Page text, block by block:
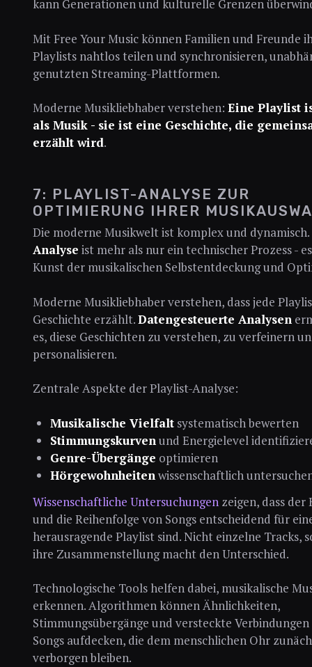
kann Generationen und kulturelle Grenzen
Mit Free Your Music können Familien und Freunde
Playlists nahtlos teilen und synchronisieren,
genutzten Streaming-Plattformen.
Moderne Musikliebhaber verstehen: Eine Playlist
als Musik - sie ist eine Geschichte, die
erzählt wird.
7: PLAYLIST-ANALYSE ZUR
OPTIMIERUNG IHRER
Die moderne Musikwelt ist komplex und dynamisch.
Analyse ist mehr als nur ein technischer Prozess -
Kunst der musikalischen Selbstentdeckung und
Moderne Musikliebhaber verstehen, dass jede
Geschichte erzählt.Datengesteuerte Analysen
es, diese Geschichten zu verstehen, zu verfeinern
personalisieren.
Zentrale Aspekte der Playlist-Analyse:
Musikalische Vielfaltsystematisch bewerten
Stimmungskurvenund Energielevel
Genre-Übergänge optimieren
Hörgewohnheitenwissenschaftlich
Wissenschaftliche Untersuchungen zeigen, dass der
und die Reihenfolge von Songs entscheidend für
herausragende Playlist sind. Nicht einzelne Tracks,
ihre Zusammenstellung macht den Unterschied.
Technologische Tools helfen dabei, musikalische
erkennen. Algorithmen können Ähnlichkeiten,
Stimmungsübergänge und versteckte Verbindungen
Songs aufdecken, die dem menschlichen Ohr
verborgen bleiben.